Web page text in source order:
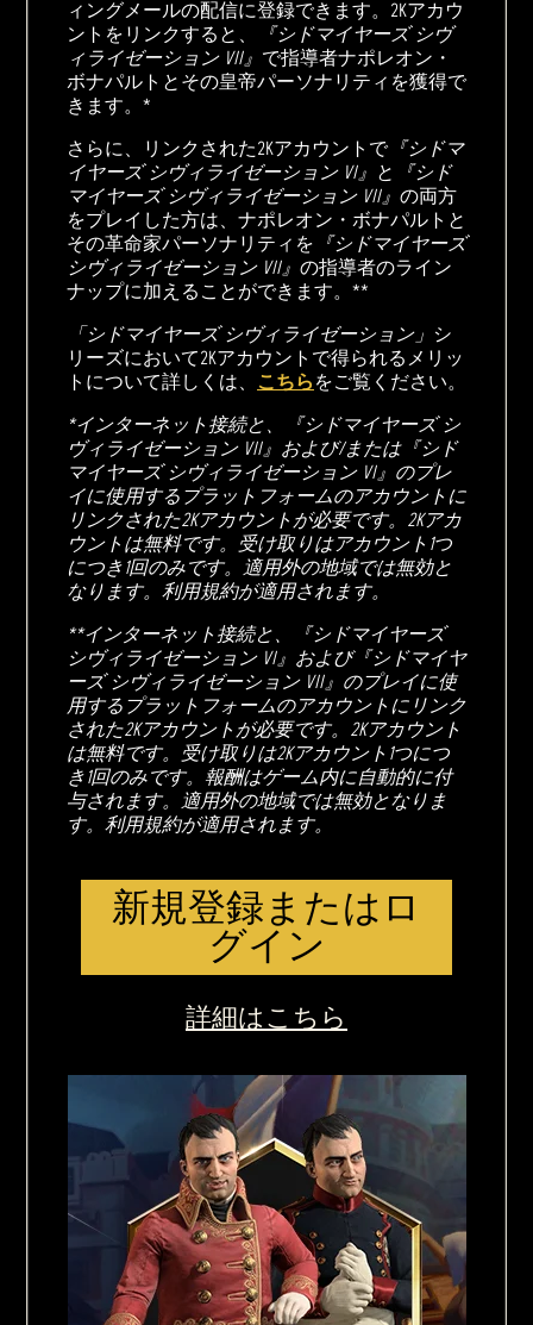
ィングメールの配信に登録できます。2Kアカウ
ントをリンクすると、
『シドマイヤーズ シヴ
ィライゼーション VII』 で指導者ナポレオン・
ボナパルトとその皇帝パーソナリティを獲得で
きます。*
さらに、リンクされた2Kアカウントで『シドマ
イヤーズ シヴィライゼーション VI』 と
『シド
マイヤーズ シヴィライゼーション VII』 の両方
をプレイした方は、ナポレオン・ボナパルトと
その革命家パーソナリティを 『シドマイヤーズ
シヴィライゼーション VII』 の指導者のライン
ナップに加えることができます。**
「シドマイヤーズ シヴィライゼーション」 シ
リーズにおいて2Kアカウントで得られるメリッ
トについて詳しくは、 こちらをご覧ください。
*インターネット接続と、『シドマイヤーズ シ
ヴィライゼーション VII』および/または『シド
マイヤーズ シヴィライゼーション VI』のプレ
イに使用するプラットフォームのアカウントに
リンクされた2Kアカウントが必要です。2Kアカ
ウントは無料です。受け取りはアカウント1つ
につき1回のみです。適用外の地域では無効と
なります。利用規約が適用されます。
**インターネット接続と、『シドマイヤーズ
シヴィライゼーション VI』および『シドマイヤ
ーズ シヴィライゼーション VII』のプレイに使
用するプラットフォームのアカウントにリンク
された2Kアカウントが必要です。2Kアカウント
は無料です。受け取りは2Kアカウント1つにつ
き1回のみです。報酬はゲーム内に自動的に付
与されます。適用外の地域では無効となりま
す。利用規約が適用されます。
新規登録またはロ
グイン
詳細はこちら